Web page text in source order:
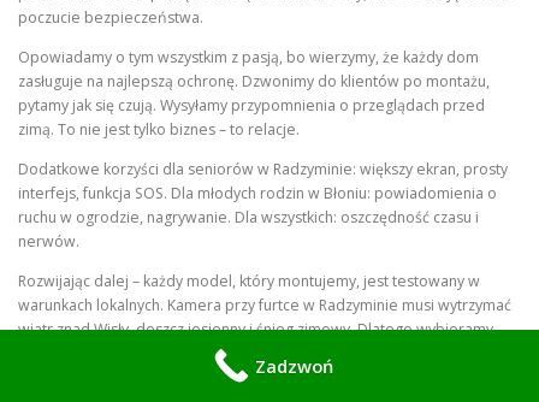
poczucie bezpieczeństwa.
Opowiadamy o tym wszystkim z pasją, bo wierzymy, że każdy dom
zasługuje na najlepszą ochronę. Dzwonimy do klientów po montażu,
pytamy jak się czują. Wysyłamy przypomnienia o przeglądach przed
zimą. To nie jest tylko biznes – to relacje.
Dodatkowe korzyści dla seniorów w Radzyminie: większy ekran, prosty
interfejs, funkcja SOS. Dla młodych rodzin w Błoniu: powiadomienia o
ruchu w ogrodzie, nagrywanie. Dla wszystkich: oszczędność czasu i
nerwów.
Rozwijając dalej – każdy model, który montujemy, jest testowany w
warunkach lokalnych. Kamera przy furtce w Radzyminie musi wytrzymać
wiatr znad Wisły, deszcz jesienny i śnieg zimowy. Dlatego wybieramy
tylko sprawdzone rozwiązania.
Zadzwoń